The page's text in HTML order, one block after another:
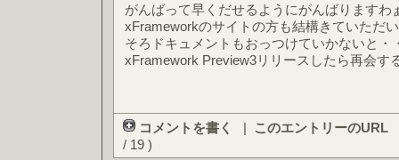
がんばって早くだせるようにがんばりますわ
xFrameworkのサイトの方も結構きていただ
そろドキュメントもおっつけていかないと・
xFramework Preview3リリースしたら再会す
コメントを書く | このエントリーのURL
/ 19 )